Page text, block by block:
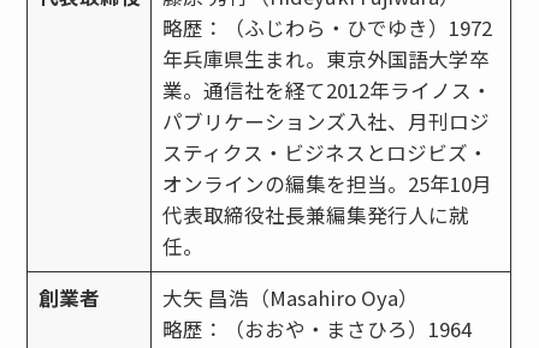
略歴：（ふじわら・ひでゆき）1972
年兵庫県生まれ。東京外国語大学卒
業。通信社を経て2012年ライノス・
パブリケーションズ入社、月刊ロジ
スティクス・ビジネスとロジビズ・
オンラインの編集を担当。25年10月
代表取締役社長兼編集発行人に就
任。
創業者
大矢 昌浩（Masahiro Oya）
略歴：（おおや・まさひろ）1964